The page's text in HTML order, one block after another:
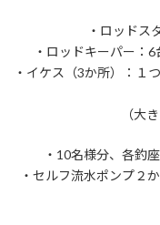
・ロッドス
・ロッドキーパー：
・イケス（3か所）：１
（大
・10名様分、各釣
・セルフ流水ポンプ２